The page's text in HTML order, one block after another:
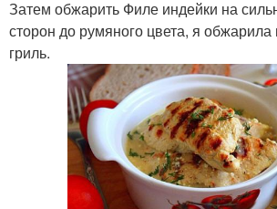
Затем обжарить Филе индейки на
сторон до румяного цвета, я обжарила
гриль.